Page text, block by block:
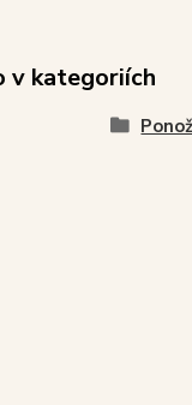
v kategoriích